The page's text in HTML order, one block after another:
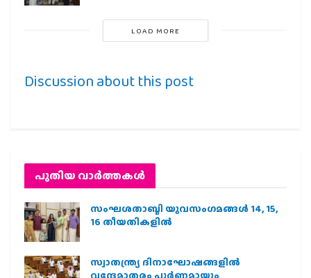
LOAD MORE
Discussion about this post
പുതിയ വാര്‍ത്തകള്‍
സംഘശതാബ്ദി യുവസംഗമങ്ങള്‍ 14, 15,
16 തീയതികളില്‍
സ്വാതന്ത്ര്യ ദിനാഘോഷങ്ങളിൽ
വന്ദേമാതരം പൂർണ്ണമായും